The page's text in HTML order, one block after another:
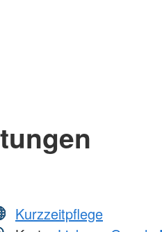
Kurzzeitpflege